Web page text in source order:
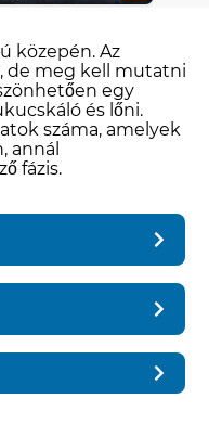
közepén. Az
de meg kell mutatni
egy
és lőni.
száma, amelyek
annál
fázis.